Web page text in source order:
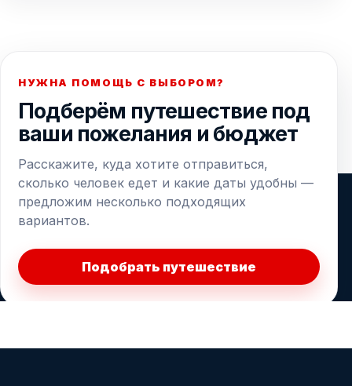
НУЖНА ПОМОЩЬ С ВЫБОРОМ?
Подберём путешествие под
ваши пожелания и бюджет
Расскажите, куда хотите отправиться,
сколько человек едет и какие даты удобны —
предложим несколько подходящих
вариантов.
Подобрать путешествие